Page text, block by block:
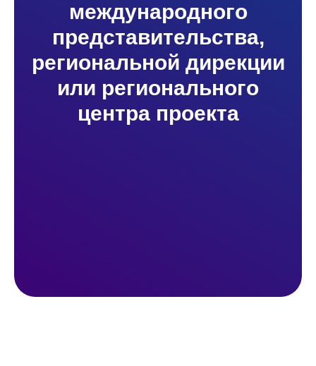
международного
представительства,
региональной дирекции
или регионального
центра проекта